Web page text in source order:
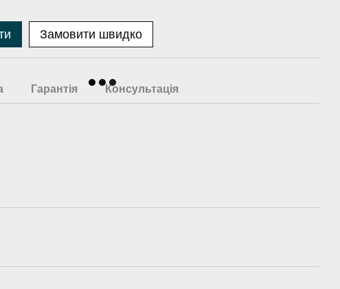
Замовити швидко
Гарантія Консультація